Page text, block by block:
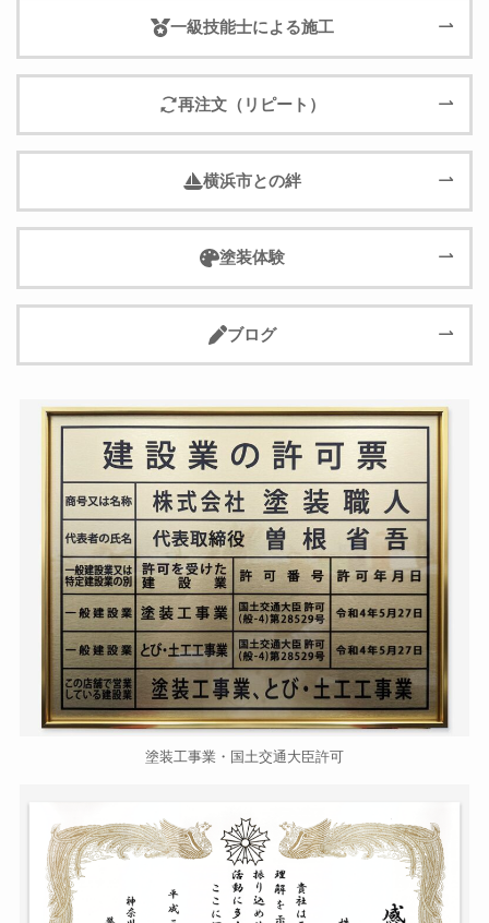
一級技能士による施工
再注文（リピート）
横浜市との絆
塗装体験
ブログ
塗装工事業・国土交通大臣許可